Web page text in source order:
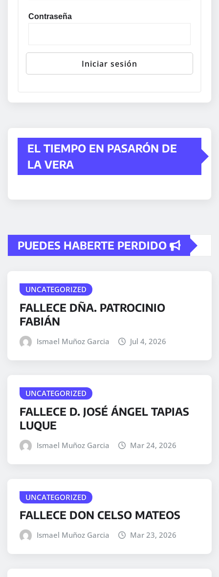
Contraseña
EL TIEMPO EN PASARÓN DE
LA VERA
PUEDES HABERTE PERDIDO
UNCATEGORIZED
FALLECE DÑA. PATROCINIO
FABIÁN
Ismael Muñoz Garcia Jul 4, 2026
UNCATEGORIZED
FALLECE D. JOSÉ ÁNGEL TAPIAS
LUQUE
Ismael Muñoz Garcia Mar 24, 2026
UNCATEGORIZED
FALLECE DON CELSO MATEOS
Ismael Muñoz Garcia Mar 23, 2026